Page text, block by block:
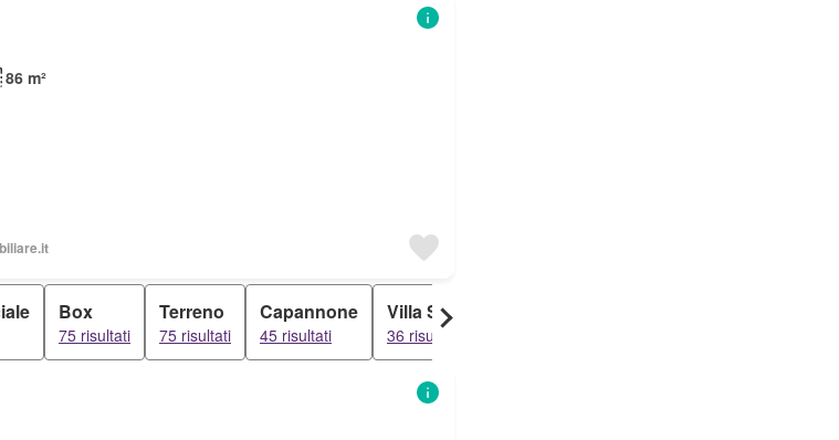
86 m²
Box
75 risultati
Terreno
75 risultati
Capannone
45 risultati
Villa Schiera
36 risultati